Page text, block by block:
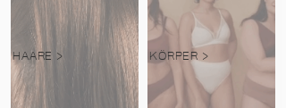
HAARE > KÖRPER >